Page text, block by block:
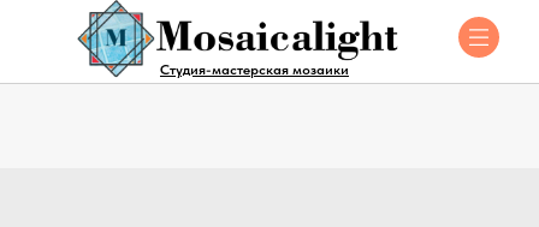
Студия-мастерская мозаики